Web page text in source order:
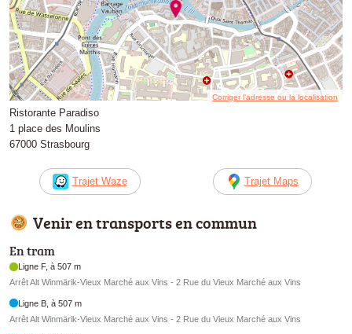
Corriger l’adresse ou la localisation
Ristorante Paradiso
1 place des Moulins
67000 Strasbourg
Trajet Waze Trajet Maps
Venir en transports en commun
En tram
Ligne F, à 507 m
Arrêt Alt Winmärik-Vieux Marché aux Vins - 2 Rue du Vieux Marché aux Vins
Ligne B, à 507 m
Arrêt Alt Winmärik-Vieux Marché aux Vins - 2 Rue du Vieux Marché aux Vins